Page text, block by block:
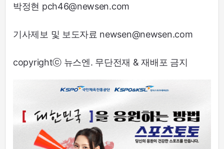
박정현 pch46@newsen.com
기사제보 및 보도자료 newsen@newsen.com
copyrightⓒ 뉴스엔. 무단전재 & 재배포 금지